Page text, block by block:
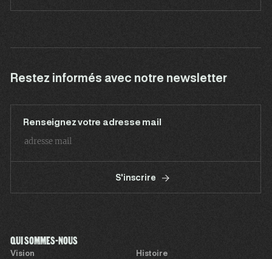
Restez informés avec notre newsletter
Renseignez votre adresse mail
S'inscrire
QUI SOMMES-NOUS
Vision
Histoire